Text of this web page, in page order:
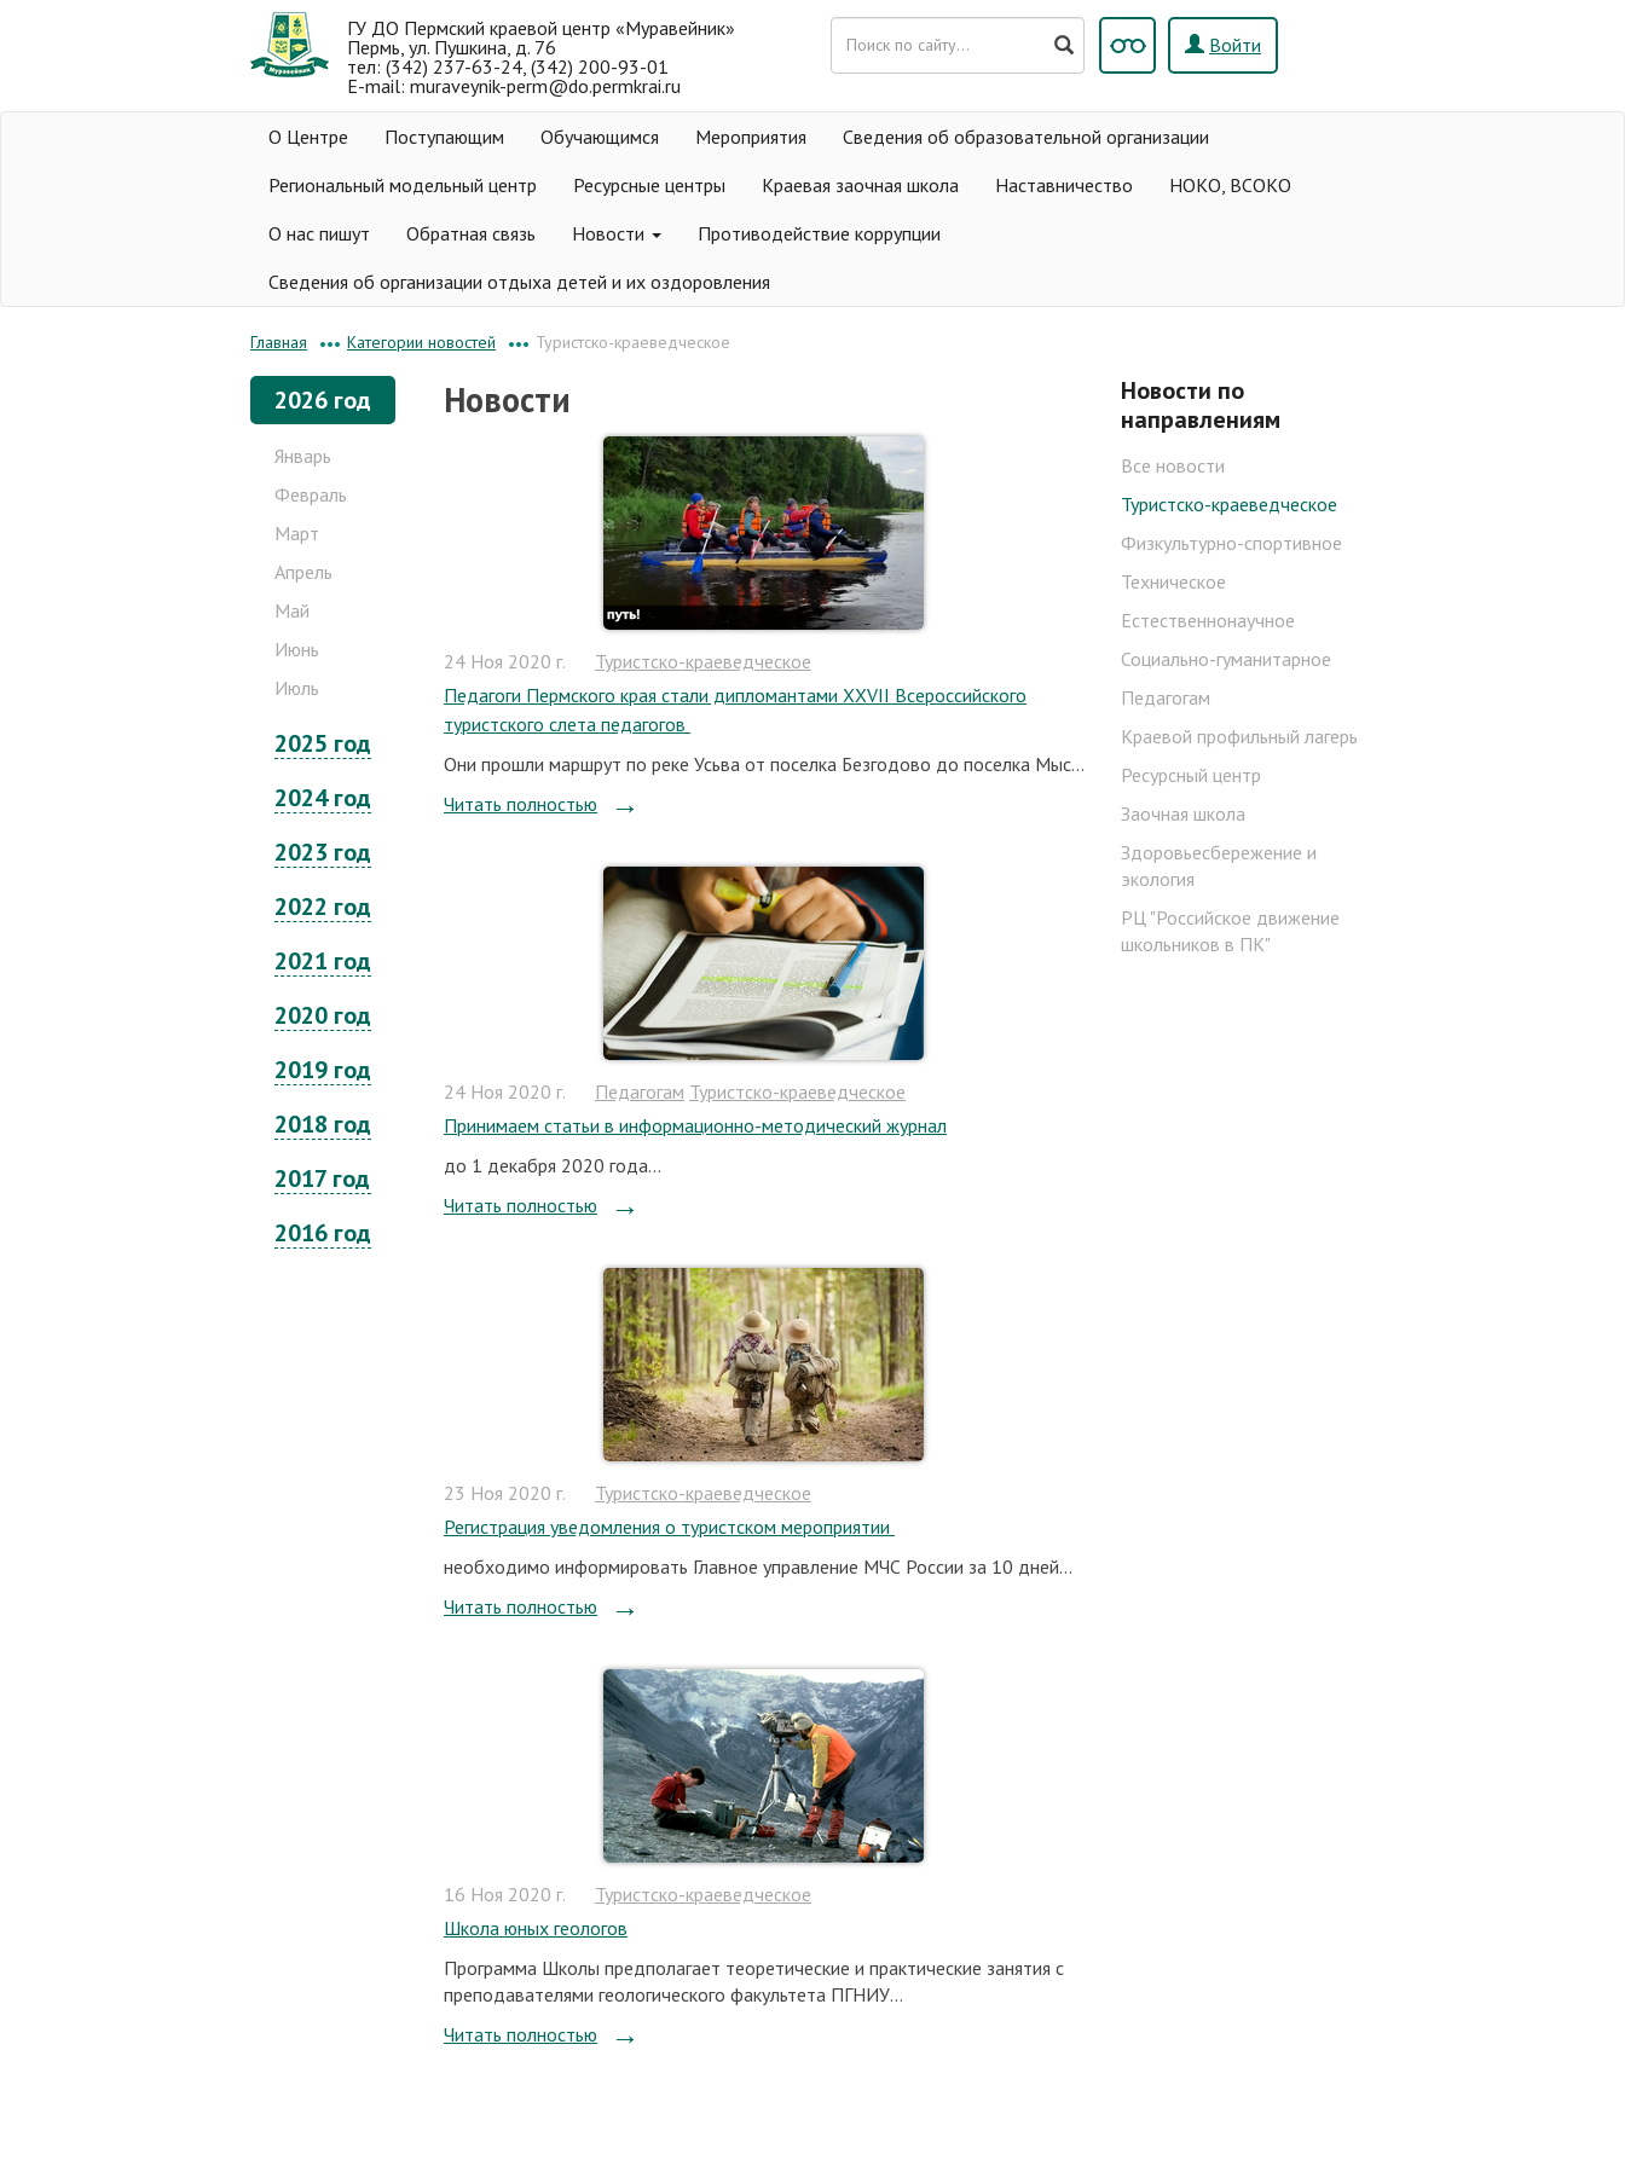
ГУ ДО Пермский краевой центр «Муравейник»
Пермь, ул. Пушкина, д. 76
тел: (342) 237-63-24, (342) 200-93-01
E-mail: muraveynik-perm@do.permkrai.ru
Войти
О Центре Поступающим Обучающимся Мероприятия
Сведения об образовательной организации
Региональный модельный центр
Ресурсные центры Краевая заочная школа Наставничество
НОКО, ВСОКО
О нас пишут
Обратная связь Новости
Противодействие коррупции
Сведения об организации отдыха детей и их оздоровления
Главная ••• Категории новостей ••• Туристско-краеведческое
2026 год
Январь
Февраль
Март
Апрель
Май
Июнь
Июль
2025 год
2024 год
2023 год
2022 год
2021 год
2020 год
2019 год
2018 год
2017 год
2016 год
Новости
24 Ноя 2020 г.
Туристско-краеведческое
Педагоги Пермского края стали дипломантами XXVII Всероссийского
туристского слета педагогов
Они прошли маршрут по реке Усьва от поселка Безгодово до поселка Мыс...
Читать полностью
24 Ноя 2020 г. Педагогам Туристско-краеведческое
Принимаем статьи в информационно-методический журнал
до 1 декабря 2020 года...
Читать полностью
23 Ноя 2020 г.
Туристско-краеведческое
Регистрация уведомления о туристском мероприятии
необходимо информировать Главное управление МЧС России за 10 дней...
Читать полностью
16 Ноя 2020 г.
Туристско-краеведческое
Школа юных геологов
Программа Школы предполагает теоретические и практические занятия с
преподавателями геологического факультета ПГНИУ...
Читать полностью
Новости по
направлениям
Все новости
Туристско-краеведческое
Физкультурно-спортивное
Техническое
Естественнонаучное
Социально-гуманитарное
Педагогам
Краевой профильный лагерь
Ресурсный центр
Заочная школа
Здоровьесбережение и
экология
РЦ "Российское движение
школьников в ПК"